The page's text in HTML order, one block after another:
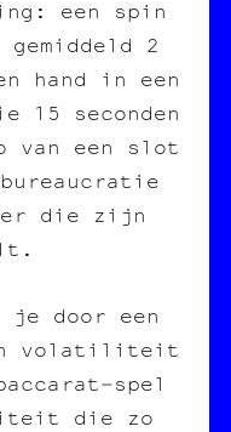
een spin
2
hand in een
15 seconden
van een slot
die zijn
je door een
volatiliteit
die zo